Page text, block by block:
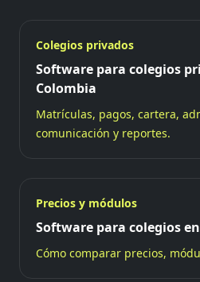
Colegios privados
Software para colegios
Colombia
Matrículas, pagos, cartera,
comunicación y reportes.
Precios y módulos
Software para colegios
Cómo comparar precios,